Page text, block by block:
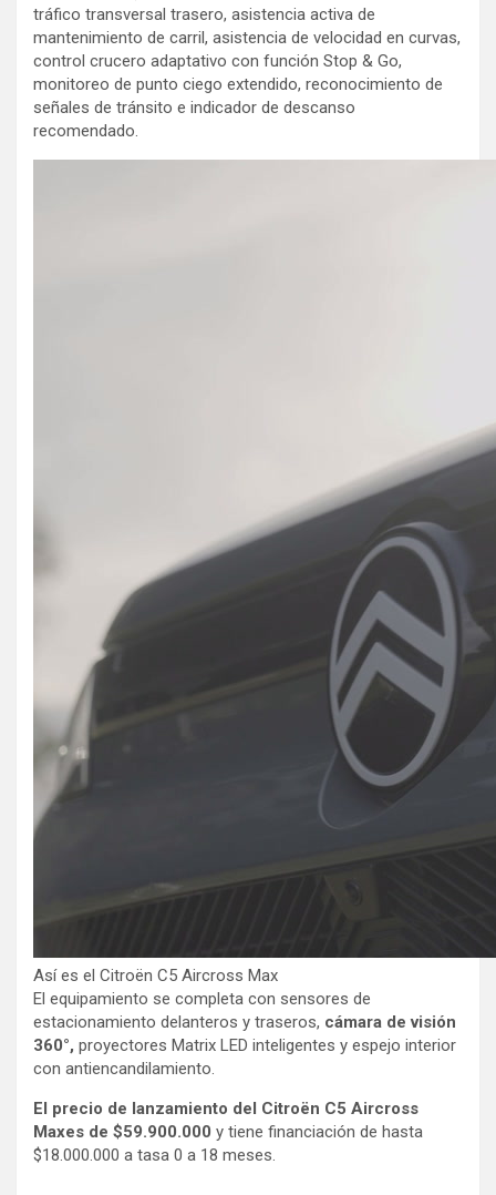
tráfico transversal trasero, asistencia activa de
mantenimiento de carril, asistencia de velocidad en curvas,
control crucero adaptativo con función Stop & Go,
monitoreo de punto ciego extendido, reconocimiento de
señales de tránsito e indicador de descanso
recomendado.
Así es el Citroën C5 Aircross Max
El equipamiento se completa con sensores de
estacionamiento delanteros y traseros, cámara de visión
360°, proyectores Matrix LED inteligentes y espejo interior
con antiencandilamiento.
El precio de lanzamiento del Citroën C5 Aircross
Maxes de $59.900.000 y tiene financiación de hasta
$18.000.000 a tasa 0 a 18 meses.